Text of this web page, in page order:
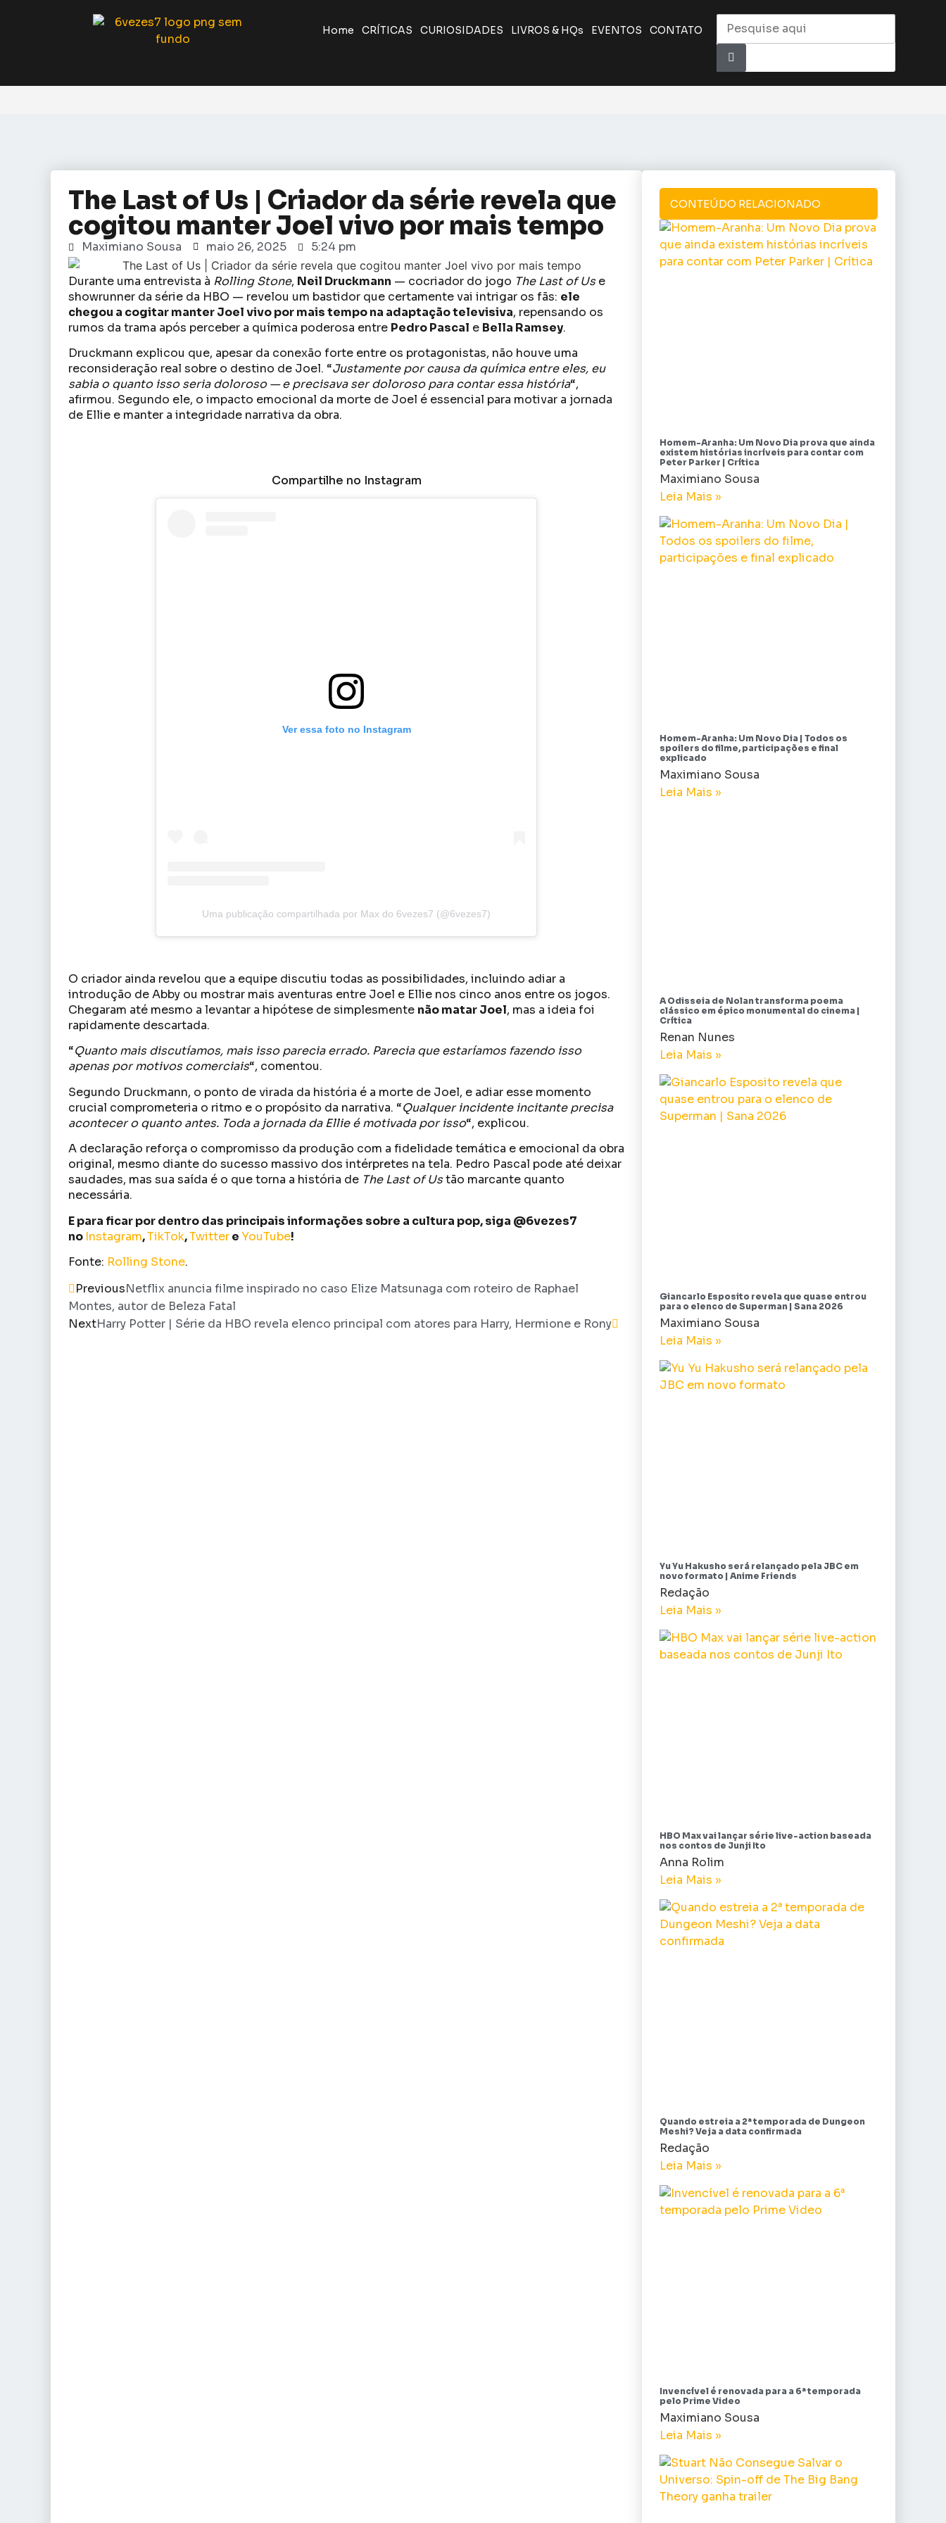
Home CRÍTICAS CURIOSIDADES LIVROS & HQs EVENTOS CONTATO
The Last of Us | Criador da série revela que
cogitou manter Joel vivo por mais tempo
Maximiano Sousa maio 26, 2025 5:24 pm
Durante uma entrevista à Rolling Stone, Neil Druckmann — cocriador do jogo The Last of Use
showrunner da série da HBO — revelou um bastidor que certamente vai intrigar os fãs: ele
chegou a cogitar manter Joel vivo por mais tempo na adaptação televisiva, repensando os
rumos da trama após perceber a química poderosa entre Pedro Pascal e Bella Ramsey.
Druckmann explicou que, apesar da conexão forte entre os protagonistas, não houve uma
reconsideração real sobre o destino de Joel. “Justamente por causa da química entre eles, eu
sabia o quanto isso seria doloroso — e precisava ser doloroso para contar essa história“,
afirmou. Segundo ele, o impacto emocional da morte de Joel é essencial para motivar a jornada
de Ellie e manter a integridade narrativa da obra.
Compartilhe no Instagram
Ver essa foto no Instagram
Uma publicação compartilhada por Max do 6vezes7 (@6vezes7)
O criador ainda revelou que a equipe discutiu todas as possibilidades, incluindo adiar a
introdução de Abby ou mostrar mais aventuras entre Joel e Ellie nos cinco anos entre os jogos.
Chegaram até mesmo a levantar a hipótese de simplesmente não matar Joel, mas a ideia foi
rapidamente descartada.
“Quanto mais discutíamos, mais isso parecia errado. Parecia que estaríamos fazendo isso
apenas por motivos comerciais“, comentou.
Segundo Druckmann, o ponto de virada da história é a morte de Joel, e adiar esse momento
crucial comprometeria o ritmo e o propósito da narrativa. “Qualquer incidente incitante precisa
acontecer o quanto antes. Toda a jornada da Ellie é motivada por isso“, explicou.
A declaração reforça o compromisso da produção com a fidelidade temática e emocional da obra
original, mesmo diante do sucesso massivo dos intérpretes na tela. Pedro Pascal pode até deixar
saudades, mas sua saída é o que torna a história de The Last of Ustão marcante quanto
necessária.
E para ficar por dentro das principais informações sobre a cultura pop, siga @6vezes7
no Instagram,TikTok,Twittere YouTube!
Fonte: Rolling Stone.
PreviousNetflix anuncia filme inspirado no caso Elize Matsunaga com roteiro de Raphael
Montes, autor de Beleza Fatal
NextHarry Potter | Série da HBO revela elenco principal com atores para Harry, Hermione e Rony
CONTEÚDO RELACIONADO
Homem-Aranha: Um Novo Dia prova que ainda
existem histórias incríveis para contar com
Peter Parker | Crítica
Maximiano Sousa
Leia Mais »
Homem-Aranha: Um Novo Dia | Todos os
spoilers do filme, participações e final
explicado
Maximiano Sousa
Leia Mais »
A Odisseia de Nolan transforma poema
clássico em épico monumental do cinema |
Crítica
Renan Nunes
Leia Mais »
Giancarlo Esposito revela que quase entrou
para o elenco de Superman | Sana 2026
Maximiano Sousa
Leia Mais »
Yu Yu Hakusho será relançado pela JBC em
novo formato | Anime Friends
Redação
Leia Mais »
HBO Max vai lançar série live-action baseada
nos contos de Junji Ito
Anna Rolim
Leia Mais »
Quando estreia a 2ª temporada de Dungeon
Meshi? Veja a data confirmada
Redação
Leia Mais »
Invencível é renovada para a 6ª temporada
pelo Prime Video
Maximiano Sousa
Leia Mais »